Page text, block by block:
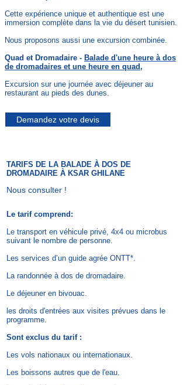
Cette expérience unique et authentique est une
immersion complète dans la vie du désert tunisien.
Nous proposons aussi une excursion combinée.
Quad et Dromadaire - Balade d'une heure à dos
de dromadaires et une heure en quad,
Excursion sur une journée avec déjeuner au
restaurant au pieds des dunes.
Demandez votre devis
TARIFS DE LA BALADE À DOS DE
DROMADAIRE À KSAR GHILANE
Nous consulter !
Le tarif comprend:
Le transport en véhicule privé, 4x4 ou microbus
suivant le nombre de personne.
Les services d’un guide agrée ONTT*.
La randonnée à dos de dromadaire.
Le déjeuner en bivouac.
les droits d'entrées aux visites prévues dans le
programme.
Sont exclus du tarif :
Les vols nationaux ou internationaux.
Les boissons autres que de l'eau.